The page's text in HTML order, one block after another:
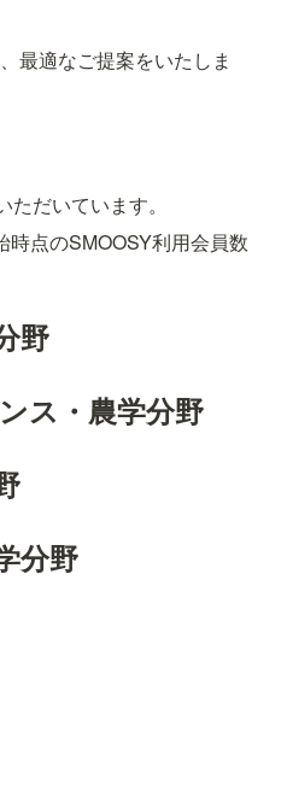
最適なご提案をいたしま
だいています。
点のSMOOSY利用会員数
野
ス・農学分野
分野